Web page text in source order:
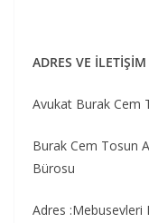
ADRES VE İLETİŞİM
Avukat Burak Cem
Burak Cem Tosun
Bürosu
Adres :Mebusevleri